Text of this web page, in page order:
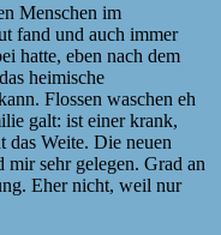
Menschen im
fand und auch immer
hatte, eben nach dem
heimische
Flossen waschen eh
galt: ist einer krank,
das Weite. Die neuen
sehr gelegen. Grad an
Eher nicht, weil nur